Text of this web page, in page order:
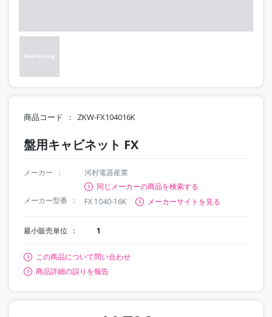
商品コード ZKW-FX104016K
盤用キャビネット FX
メーカー
河村電器産業
同じメーカーの商品を検索する
メーカー型番
FX 1040-16K メーカーサイトを見る
最小販売単位 1
この商品について問い合わせ
商品詳細の誤りを報告